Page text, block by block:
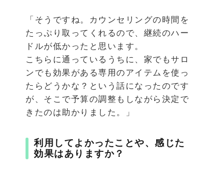
「そうですね。カウンセリングの時間を
たっぷり取ってくれるので、継続のハー
ドルが低かったと思います。
こちらに通っているうちに、家でもサロ
ンでも効果がある専用のアイテムを使っ
たらどうかな？という話になったのです
が、そこで予算の調整もしながら決定で
きたのは助かりました。」
利用してよかったことや、感じた
効果はありますか？